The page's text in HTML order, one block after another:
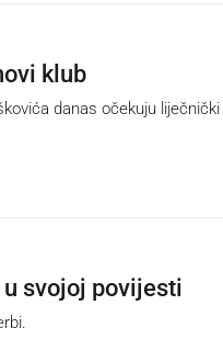
klub
danas očekuju liječnički
svojoj povijesti